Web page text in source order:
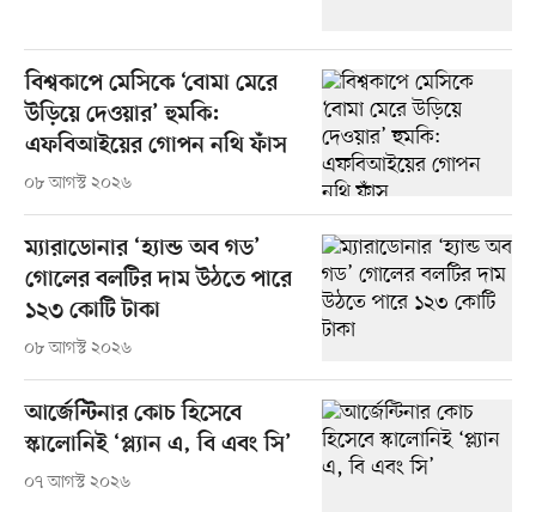
বিশ্বকাপে মেসিকে ‘বোমা মেরে
উড়িয়ে দেওয়ার’ হুমকি:
এফবিআইয়ের গোপন নথি ফাঁস
০৮ আগস্ট ২০২৬
ম্যারাডোনার ‘হ্যান্ড অব গড’
গোলের বলটির দাম উঠতে পারে
১২৩ কোটি টাকা
০৮ আগস্ট ২০২৬
আর্জেন্টিনার কোচ হিসেবে
স্কালোনিই ‘প্ল্যান এ, বি এবং সি’
০৭ আগস্ট ২০২৬